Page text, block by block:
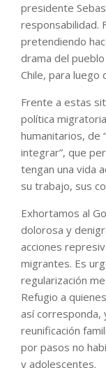
presidente
responsabilidad.
pretendiendo
drama del
Chile, para luego
Frente a estas
política
humanitarios, de
integrar”, que
tengan una vida
su trabajo, sus
Exhortamos al
dolorosa y
acciones
migrantes. Es
regularización
Refugio a
así corresponda,
reunificación
por pasos no
y adolescentes.